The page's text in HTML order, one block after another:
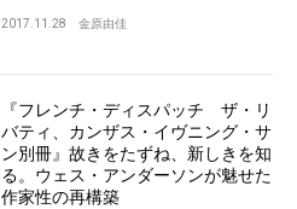
2017.11.28 金原由佳
『フレンチ・ディスパッチ ザ・リ
バティ、カンザス・イヴニング・サ
ン別冊』故きをたずね、新しきを知
る。ウェス・アンダーソンが魅せた
作家性の再構築